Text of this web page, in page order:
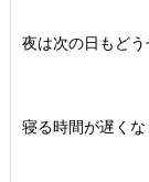
夜は次の日もど
寝る時間が遅くな